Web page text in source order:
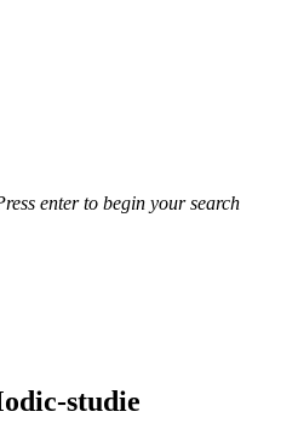
enter to begin your search
studie